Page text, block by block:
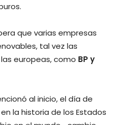
que varias empresas
tal vez las
europeas, como BP y
al inicio, el día de
la historia de los Estados